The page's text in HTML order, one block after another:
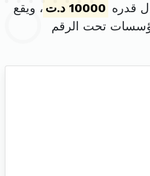
10000 د.ت
، ويقع
تحت الرقم